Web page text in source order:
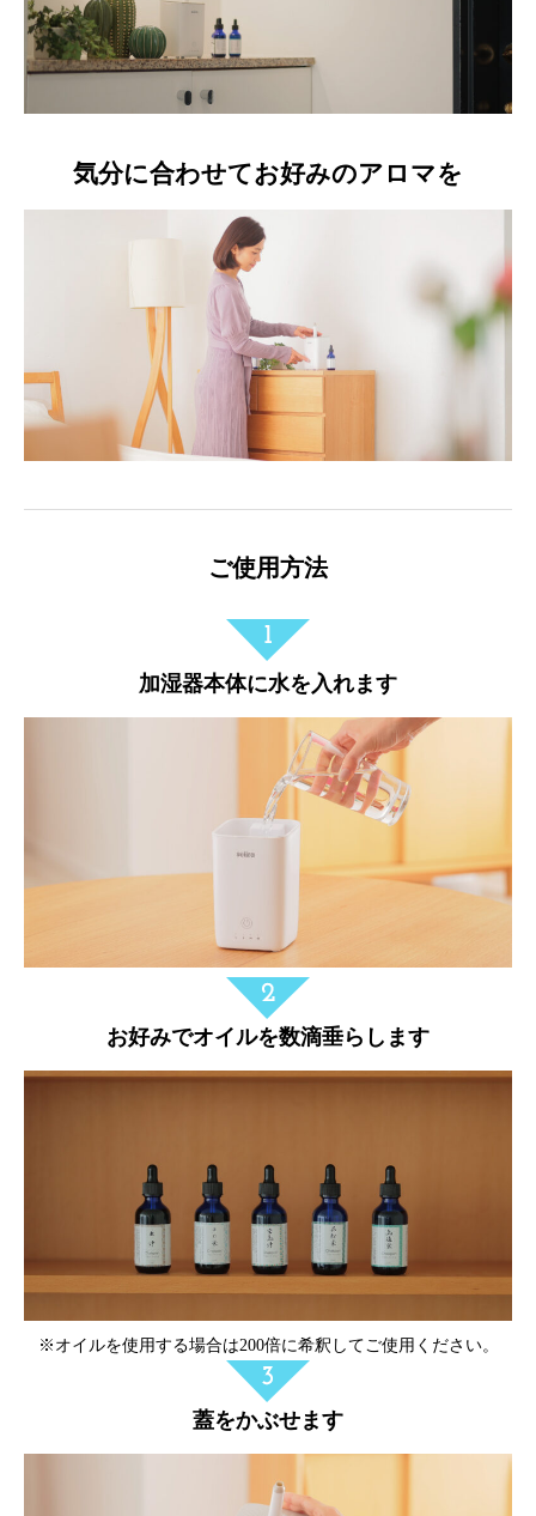
気分に合わせてお好みのアロマを
ご使用方法
加湿器本体に水を入れます
お好みでオイルを数滴垂らします
※オイルを使用する場合は200倍に希釈してご使用ください。
蓋をかぶせます